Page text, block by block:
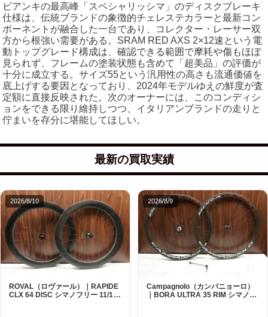
ビアンキの最高峰「スペシャリッシマ」のディスクブレーキ
仕様は、伝統ブランドの象徴的チェレステカラーと最新コン
ポーネントが融合した一台であり、コレクター・レーサー双
方から根強い需要がある。SRAM RED AXS 2×12速という電
動トップグレード構成は、確認できる範囲で摩耗や傷もほぼ
見られず、フレームの塗装状態も含めて「超美品」の評価が
十分に成立する。サイズ55という汎用性の高さも流通価値を
底上げする要因となっており、2024年モデルゆえの鮮度が査
定額に直接反映された。次のオーナーには、このコンディシ
ョンをできる限り維持しつつ、イタリアンブランドの走りと
佇まいを存分に堪能してほしい。
最新の買取実績
2026/8/10
ROVAL（ロヴァール）｜RAPIDE
CLX 64 DISC シマノフリー 11/12s
2026/8/9
Campagnolo（カンパニョーロ）
｜BORA ULTRA 35 RIM シマノフ